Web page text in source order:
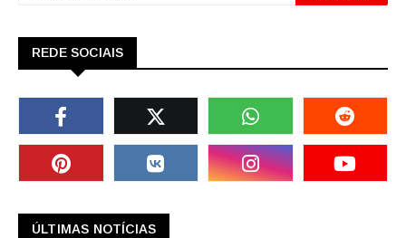
REDE SOCIAIS
ÚLTIMAS NOTÍCIAS